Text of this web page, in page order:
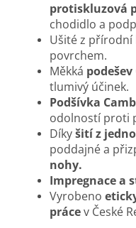
protiskluzová
chodidlo a
Ušité z přírodní
povrchem.
Měkká podešev
tlumivý účinek.
Podšívka
odolností proti
Díkyšití z
poddajné a
nohy.
Impregnace a
Vyrobeno
prácev České